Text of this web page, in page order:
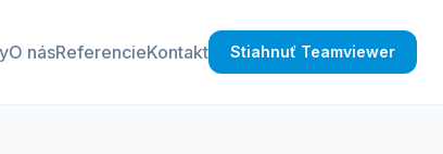
O násReferencieKontakt Stiahnuť Teamviewer